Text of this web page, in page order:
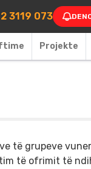
3119 073
Projekte
të grupeve
të ofrimit të